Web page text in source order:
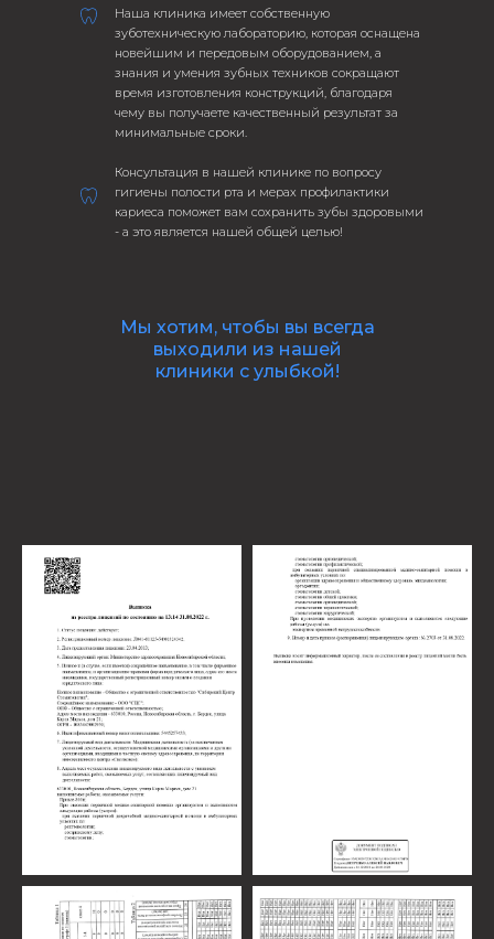
Наша клиника имеет собственную
зуботехническую лабораторию, которая оснащена
новейшим и передовым оборудованием, а
знания и умения зубных техников сокращают
время изготовления конструкций, благодаря
чему вы получаете качественный результат за
минимальные сроки.
Консультация в нашей клинике по вопросу
гигиены полости рта и мерах профилактики
кариеса поможет вам сохранить зубы здоровыми
- а это является нашей общей целью!
Мы хотим, чтобы вы всегда
выходили из нашей
клиники с улыбкой!